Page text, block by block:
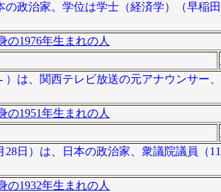
政治家。学位は学士（経済学）（早稲
の1976年生まれの人
）は、関西テレビ放送の元アナウンサー
の1951年生まれの人
28日）は、日本の政治家、衆議院議員（
の1932年生まれの人